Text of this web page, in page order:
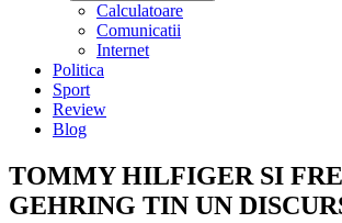
Calculatoare
Comunicatii
Internet
Politica
Sport
Review
Blog
TOMMY HILFIGER SI
GEHRING TIN UN